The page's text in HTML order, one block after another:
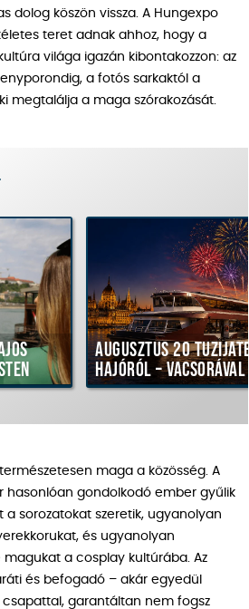
dolog köszön vissza. A Hungexpo
teret adnak ahhoz, hogy a
világa igazán kibontakozzon: az
a fotós sarkaktól a
megtalálja a maga szórakozását.
Augusztus 20 tűzijáték
hajóról – vacsorával
maga a közösség. A
hasonlóan gondolkodó ember gyűlik
a sorozatokat szeretik, ugyanolyan
és ugyanolyan
magukat a cosplay kultúrába. Az
és befogadó – akár egyedül
csapattal, garantáltan nem fogsz